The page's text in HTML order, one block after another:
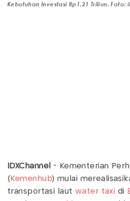
Kebutuhan Investasi Rp1,21 Triliun. Foto:
IDXChannel - Kementerian
( Kemenhub) mulai
transportasi laut water taxi di